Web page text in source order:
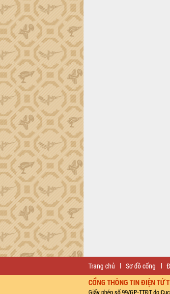
Trang chủ Sơ đồ cổng
CỔNG THÔNG TIN ĐIỆN TỬ
Giấy phép số 99/GP-TTĐT do